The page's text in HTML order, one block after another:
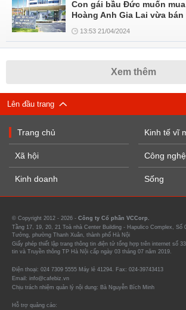
Con gái bầu Đức muốn
Hoàng Anh Gia Lai vừa bán
13:53 21/04/2024
Xem thêm
Lên đầu trang
Trang chủ
Xã hội
Kinh doanh
Kinh tế vĩ
Công nghệ
Sống
© Copyright 2012 - 2026 - Công ty Cổ phần VCCorp.
Tầng 17, 19, 20, 21 Toà nhà Center Building - Hapulico Complex, Số
Tưởng, phường Thanh Xuân, thành phố Hà Nội
Giấy phép thiết lập trang thông tin điện tử tổng hợp trên internet số
tin và Truyền thông TP Hà Nội cấp ngày 03 tháng 07 năm 2019.
Điện thoại: 024 7309 5555 Máy lẻ 41294. Fax: 024-39743413
Email: info@cafebiz.vn
Chịu trách nhiệm quản lý nội dung: Bà Nguyễn Bích Minh
Hỗ trợ quảng cáo: